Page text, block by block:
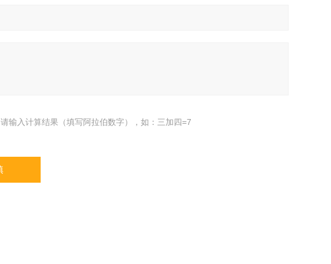
请输入计算结果（填写阿拉伯数字），如：三加四=7